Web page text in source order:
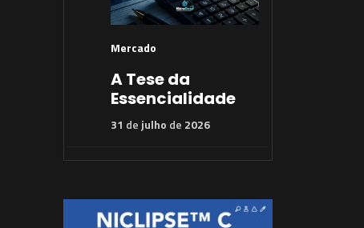
Mercado
A Tese da
Essencialidade
31 de julho de 2026